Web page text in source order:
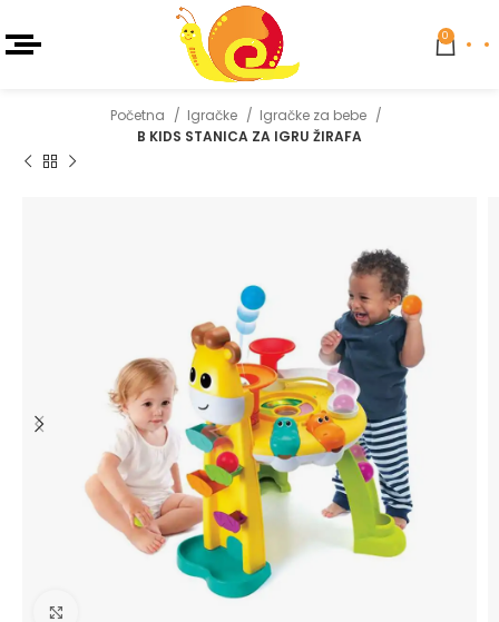
0
Početna Igračke
Igračke za bebe
B KIDS STANICA ZA IGRU ŽIRAFA